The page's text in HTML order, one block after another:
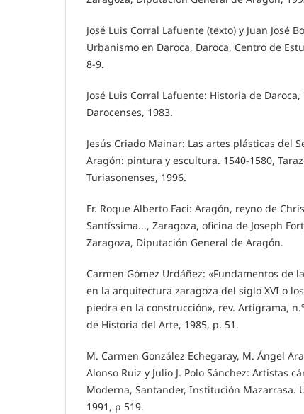
José Luis Corral Lafuente (texto) y Juan José
Urbanismo en Daroca, Daroca, Centro de
8-9.
José Luis Corral Lafuente: Historia de
Darocenses, 1983.
Jesús Criado Mainar: Las artes plásticas del
Aragón: pintura y escultura. 1540-1580,
Turiasonenses, 1996.
Fr. Roque Alberto Faci: Aragón, reyno de
Santíssima..., Zaragoza, oficina de Joseph
Zaragoza, Diputación General de Aragón.
Carmen Gómez Urdáñez: «Fundamentos de
en la arquitectura zaragoza del siglo XVI o
piedra en la construcción», rev. Artigrama,
de Historia del Arte, 1985, p. 51.
M. Carmen González Echegaray, M. Ángel
Alonso Ruiz y Julio J. Polo Sánchez: Artistas
Moderna, Santander, Institución Mazarrasa.
1991, p 519.